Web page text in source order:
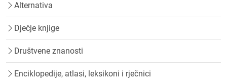
Alternativa
Dječje knjige
Društvene znanosti
Enciklopedije, atlasi, leksikoni i rječnici